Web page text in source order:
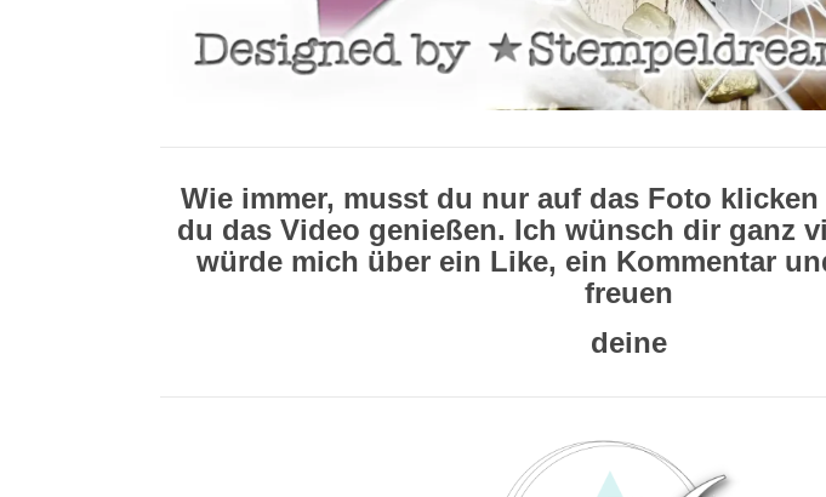
Wie immer, musst du nur auf das Foto
du das Video genießen. Ich wünsch dir ganz
würde mich über ein Like, ein Kommentar
freuen
deine